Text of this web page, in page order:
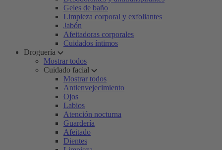
Geles de baño
Limpieza corporal y exfoliantes
Jabón
Afeitadoras corporales
Cuidados íntimos
Droguería
Mostrar todos
Cuidado facial
Mostrar todos
Antienvejecimiento
Ojos
Labios
Atención nocturna
Guardería
Afeitado
Dientes